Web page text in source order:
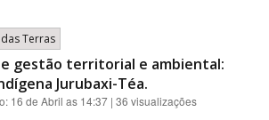
Terras
gestão territorial e ambiental:
Jurubaxi-Téa.
16 de Abril as 14:37 | 36 visualizações